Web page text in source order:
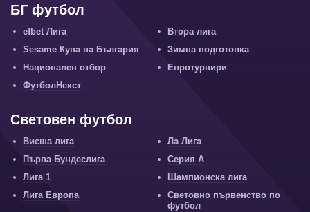
БГ футбол
efbet Лига
Втора лига
Sesame Купа на България
Зимна подготовка
Национален отбор
Евротурнири
ФутболНекст
Световен футбол
Висша лига
Ла Лига
Първа Бундеслига
Серия А
Лига 1
Шампионска лига
Лига Европа
Световно първенство по
футбол